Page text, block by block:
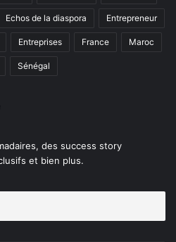
Echos de la diaspora Entrepreneur
Entreprises France Maroc
Sénégal
des success story
et bien plus.